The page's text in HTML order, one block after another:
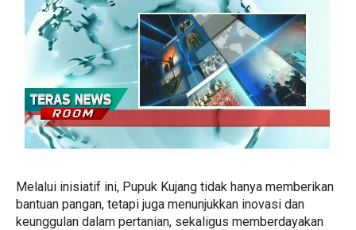
Melalui inisiatif ini, Pupuk Kujang tidak hanya memberikan
bantuan pangan, tetapi juga menunjukkan inovasi dan
keunggulan dalam pertanian, sekaligus memberdayakan